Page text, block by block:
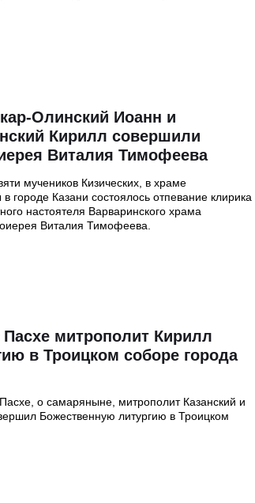
Олинский Иоанн и
Кирилл совершили
Виталия Тимофеева
мучеников Кизических, в храме
городе Казани состоялось отпевание клирика
настоятеля Варваринского храма
Виталия Тимофеева.
митрополит Кирилл
в Троицком соборе города
о самаряныне, митрополит Казанский и
Божественную литургию в Троицком